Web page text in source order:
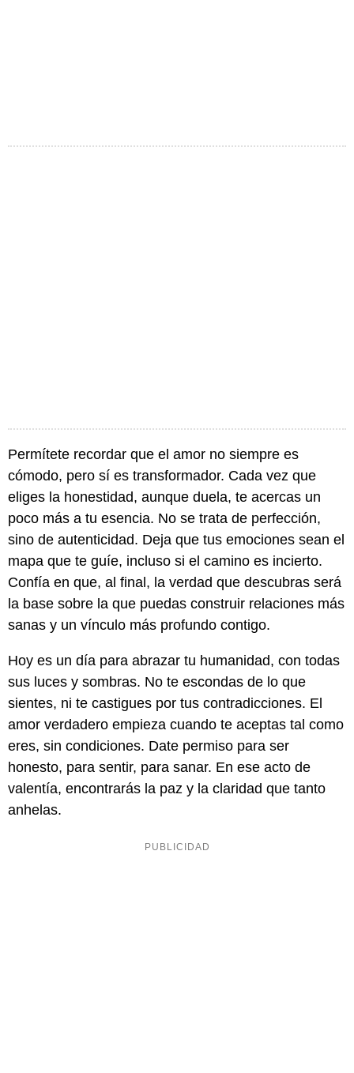
Permítete recordar que el amor no siempre es
cómodo, pero sí es transformador. Cada vez que
eliges la honestidad, aunque duela, te acercas un
poco más a tu esencia. No se trata de perfección,
sino de autenticidad. Deja que tus emociones sean el
mapa que te guíe, incluso si el camino es incierto.
Confía en que, al final, la verdad que descubras será
la base sobre la que puedas construir relaciones más
sanas y un vínculo más profundo contigo.
Hoy es un día para abrazar tu humanidad, con todas
sus luces y sombras. No te escondas de lo que
sientes, ni te castigues por tus contradicciones. El
amor verdadero empieza cuando te aceptas tal como
eres, sin condiciones. Date permiso para ser
honesto, para sentir, para sanar. En ese acto de
valentía, encontrarás la paz y la claridad que tanto
anhelas.